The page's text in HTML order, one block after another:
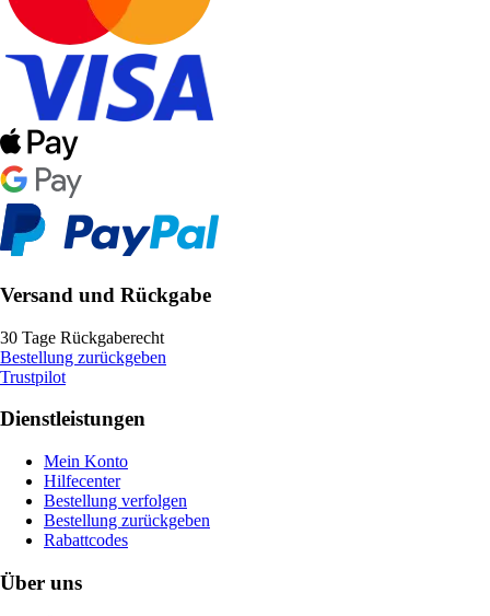
Versand und Rückgabe
30 Tage Rückgaberecht
Bestellung zurückgeben
Trustpilot
Dienstleistungen
Mein Konto
Hilfecenter
Bestellung verfolgen
Bestellung zurückgeben
Rabattcodes
Über uns